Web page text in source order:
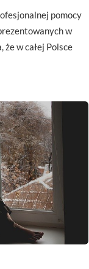
pomocy
w
w całej Polsce